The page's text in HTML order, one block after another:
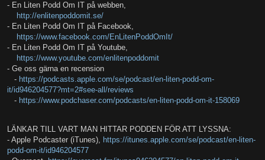
- En Liten Podd Om IT på webben,
http://enlitenpoddomit.se/
- En Liten Podd Om IT på Facebook,
https://www.facebook.com/EnLitenPoddOmIt/
- En Liten Podd Om IT på Youtube,
https://www.youtube.com/enlitenpoddomit
- Ge oss gärna en recension
- https://podcasts.apple.com/se/podcast/en-liten-podd-om-
it/id946204577?mt=2#see-all/reviews
- https://www.podchaser.com/podcasts/en-liten-podd-om-it-158069
LÄNKAR TILL VART MAN HITTAR PODDEN FÖR ATT LYSSNA:
- Apple Podcaster (iTunes), https://itunes.apple.com/se/podcast/en-liten-
podd-om-it/id946204577